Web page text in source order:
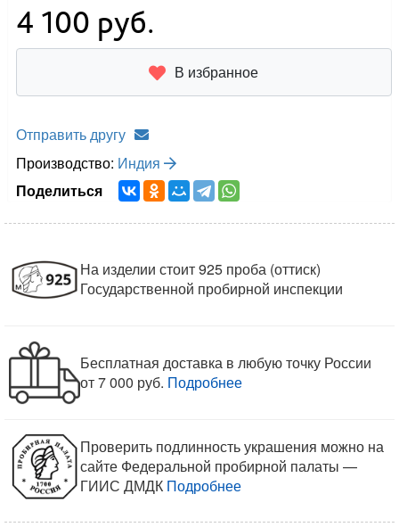
4 100 руб.
В избранное
Отправить другу
Производство: Индия
Поделиться
На изделии стоит 925 проба (оттиск)
Государственной пробирной инспекции
Бесплатная доставка в любую точку России
от 7 000 руб. Подробнее
Проверить подлинность украшения можно на
сайте Федеральной пробирной палаты —
ГИИС ДМДК Подробнее